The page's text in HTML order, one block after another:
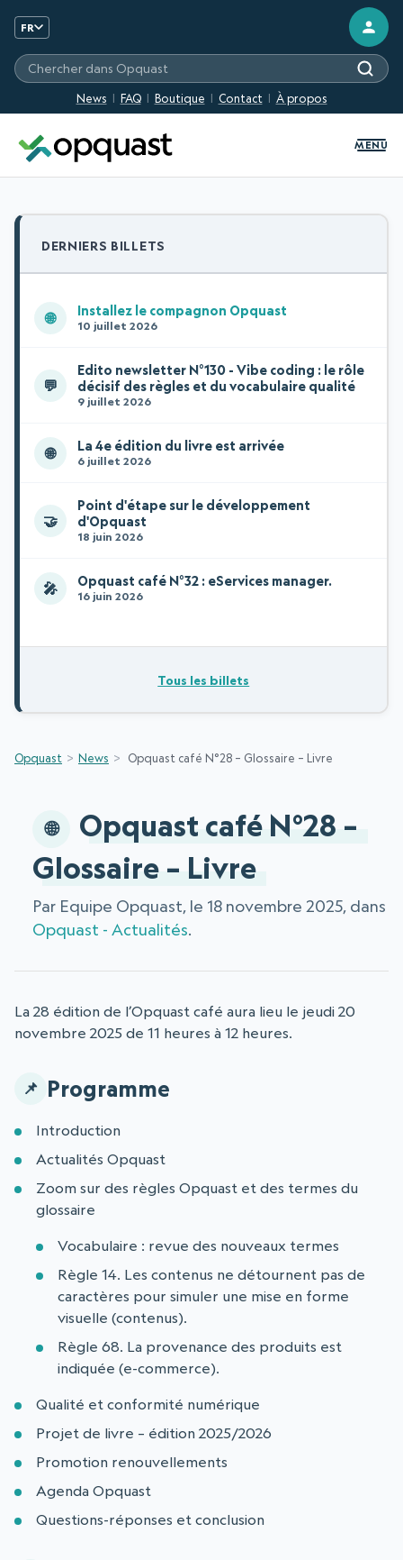
FR
News FAQ Boutique Contact À propos
Chercher sur les sites Opquast
MENU
DERNIERS BILLETS
🌐 Installez le compagnon Opquast
10 juillet 2026
💬
Edito newsletter N°130 - Vibe coding : le rôle
décisif des règles et du vocabulaire qualité
9 juillet 2026
🌐 La 4e édition du livre est arrivée
6 juillet 2026
🤝
Point d'étape sur le développement
d'Opquast
18 juin 2026
🎤 Opquast café N°32 : eServices manager.
16 juin 2026
Tous les billets
Opquast News Opquast café N°28 – Glossaire – Livre
Opquast café N°28 –
Glossaire – Livre
Par Equipe Opquast, le 18 novembre 2025, dans
Opquast - Actualités.
La 28 édition de l’Opquast café aura lieu le jeudi 20
novembre 2025 de 11 heures à 12 heures.
Programme
Introduction
Actualités Opquast
Zoom sur des règles Opquast et des termes du
glossaire
Vocabulaire : revue des nouveaux termes
Règle 14. Les contenus ne détournent pas de
caractères pour simuler une mise en forme
visuelle (contenus).
Règle 68. La provenance des produits est
indiquée (e-commerce).
Qualité et conformité numérique
Projet de livre – édition 2025/2026
Promotion renouvellements
Agenda Opquast
Questions-réponses et conclusion